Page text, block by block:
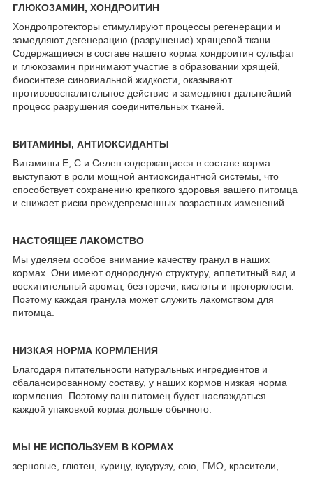
ГЛЮКОЗАМИН, ХОНДРОИТИН
Хондропротекторы стимулируют процессы регенерации и
замедляют дегенерацию (разрушение) хрящевой ткани.
Содержащиеся в составе нашего корма хондроитин сульфат
и глюкозамин принимают участие в образовании хрящей,
биосинтезе синовиальной жидкости, оказывают
противовоспалительное действие и замедляют дальнейший
процесс разрушения соединительных тканей.
ВИТАМИНЫ, АНТИОКСИДАНТЫ
Витамины Е, С и Селен содержащиеся в составе корма
выступают в роли мощной антиоксидантной системы, что
способствует сохранению крепкого здоровья вашего питомца
и снижает риски преждевременных возрастных изменений.
НАСТОЯЩЕЕ ЛАКОМСТВО
Мы уделяем особое внимание качеству гранул в наших
кормах. Они имеют однородную структуру, аппетитный вид и
восхитительный аромат, без горечи, кислоты и прогорклости.
Поэтому каждая гранула может служить лакомством для
питомца.
НИЗКАЯ НОРМА КОРМЛЕНИЯ
Благодаря питательности натуральных ингредиентов и
сбалансированному составу, у наших кормов низкая норма
кормления. Поэтому ваш питомец будет наслаждаться
каждой упаковкой корма дольше обычного.
МЫ НЕ ИСПОЛЬЗУЕМ В КОРМАХ
зерновые, глютен, курицу, кукурузу, сою, ГМО, красители,